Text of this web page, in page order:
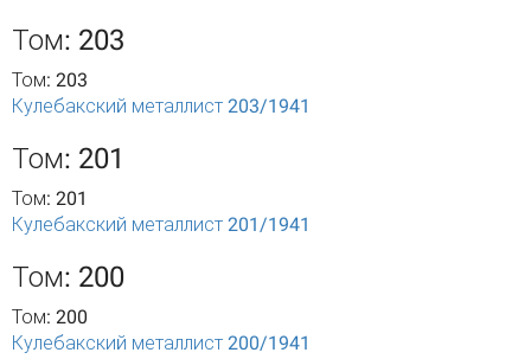
Том: 203
Том: 203
Кулебакский металлист 203/1941
Том: 201
Том: 201
Кулебакский металлист 201/1941
Том: 200
Том: 200
Кулебакский металлист 200/1941